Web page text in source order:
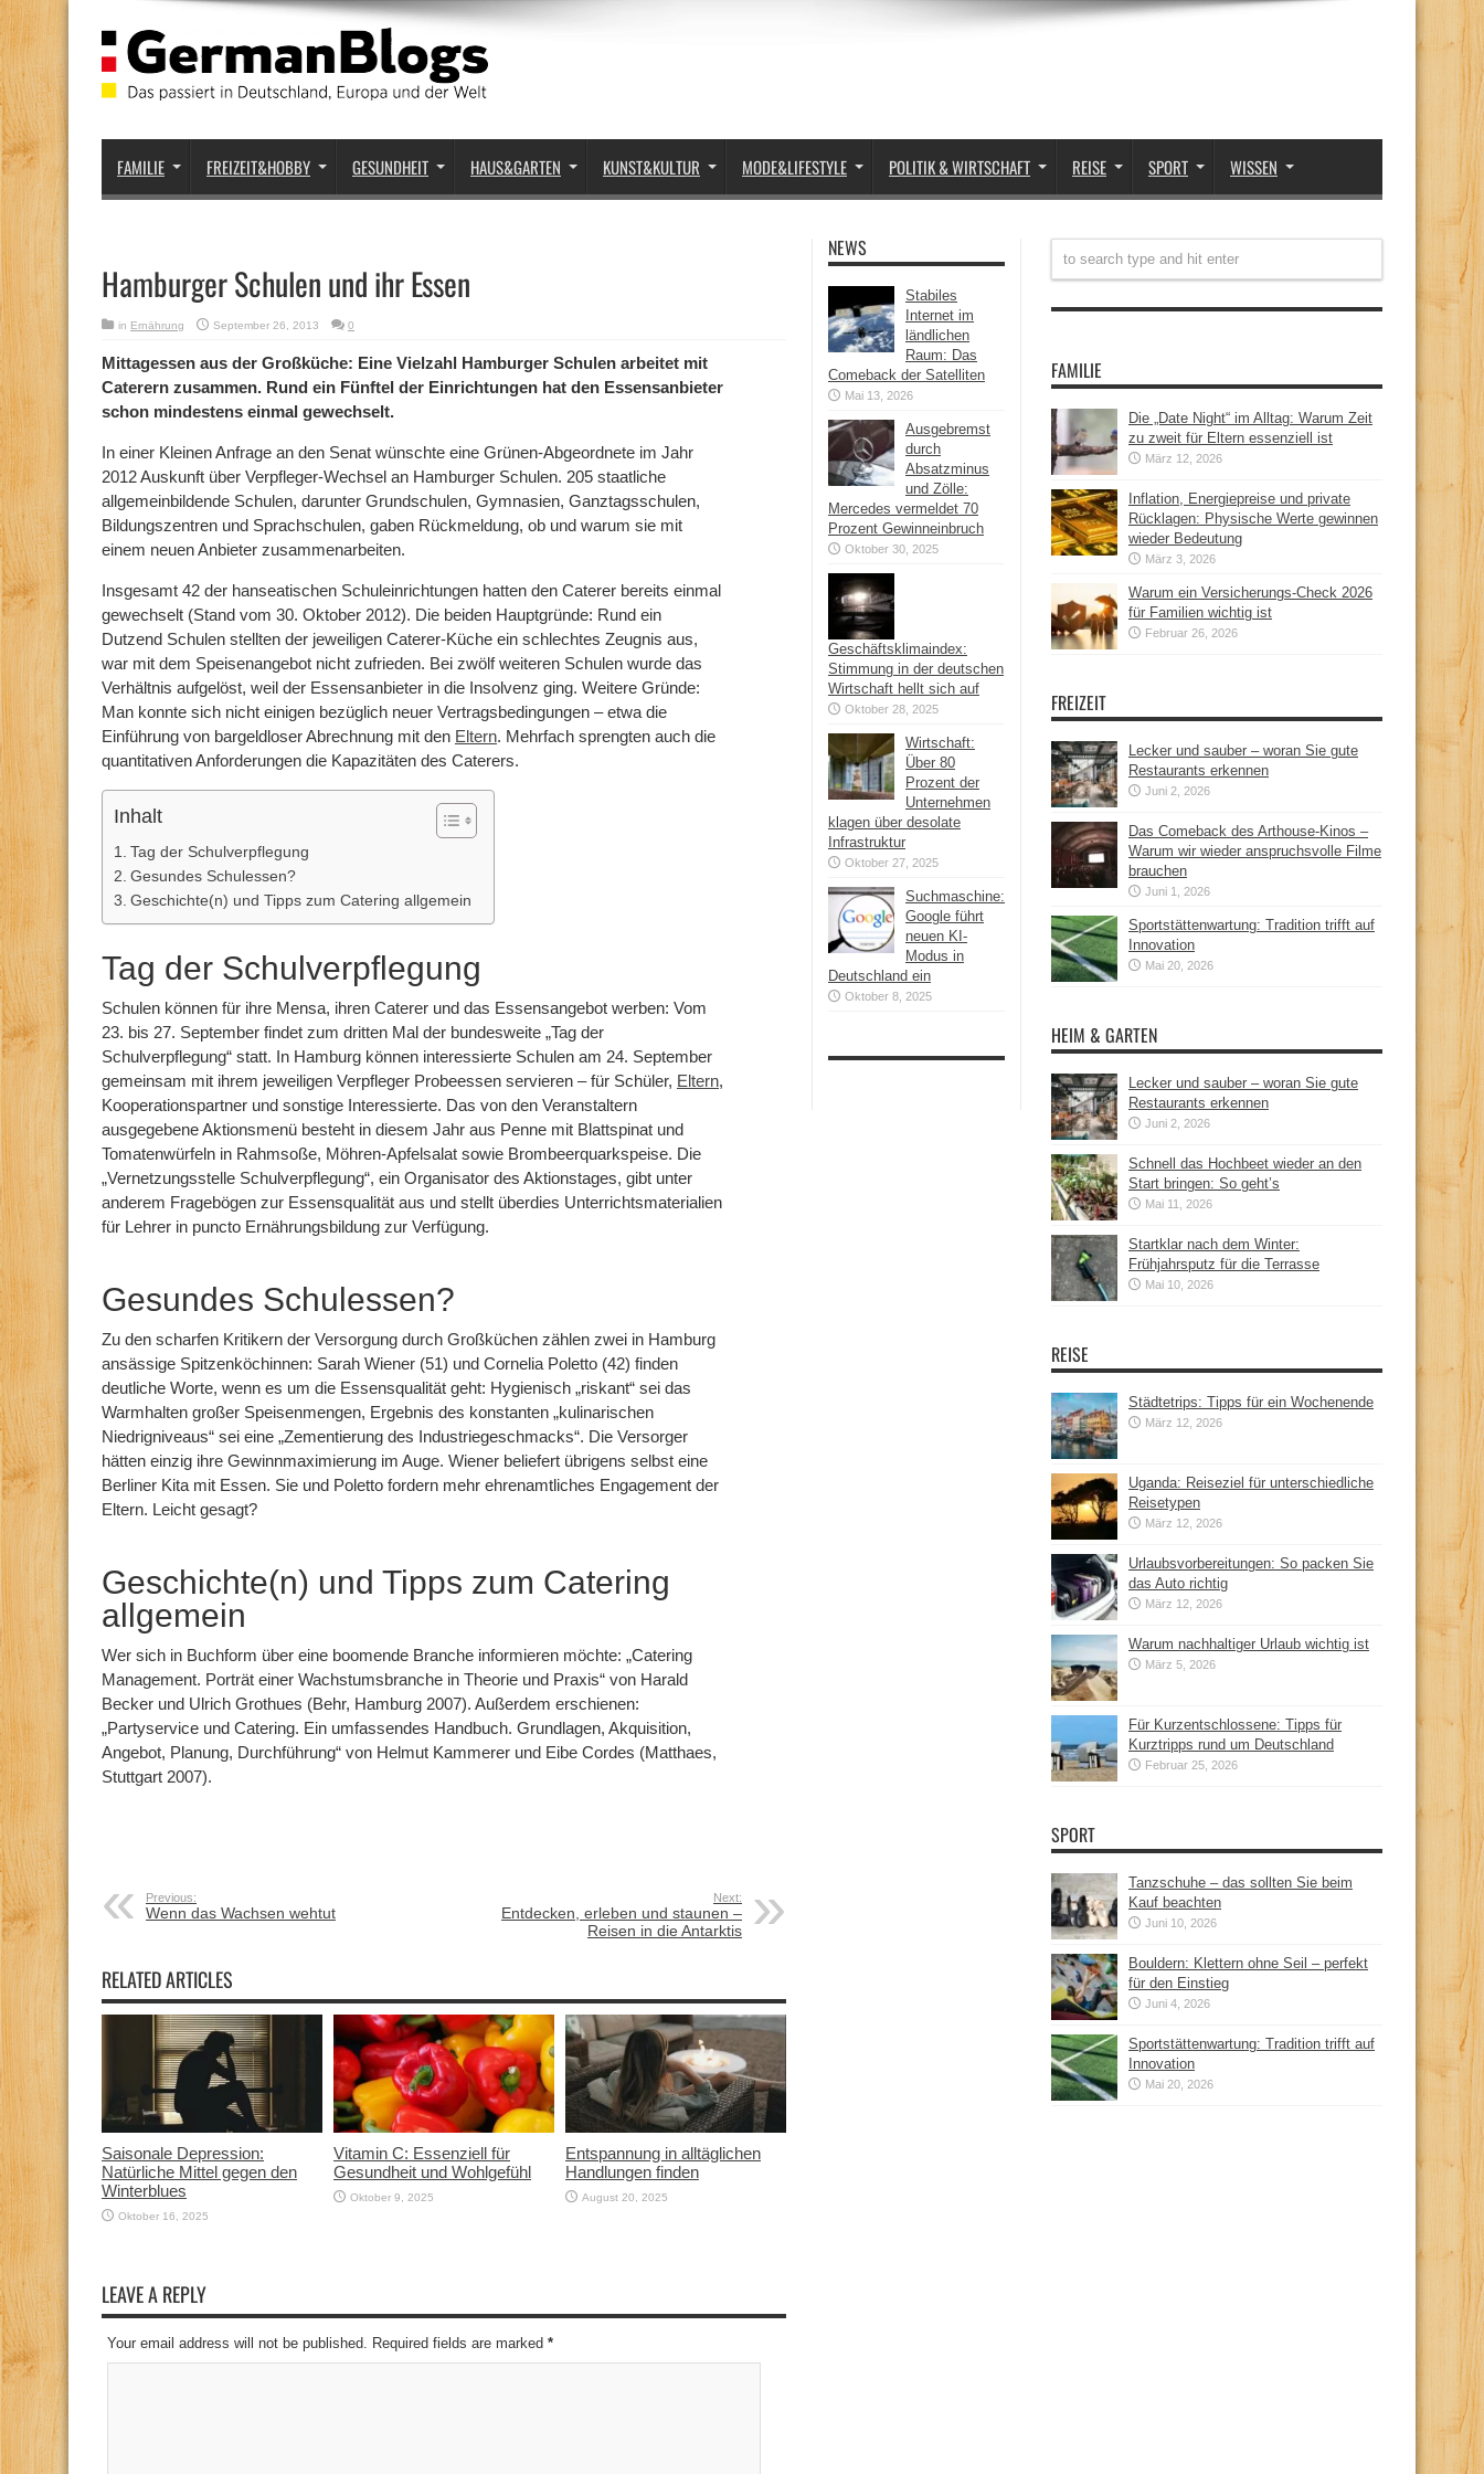
FAMILIE FREIZEIT&HOBBY GESUNDHEIT HAUS&GARTEN KUNST&KULTUR MODE&LIFESTYLE POLITIK & WIRTSCHAFT REISE SPORT WISSEN
Hamburger Schulen und ihr Essen
in Ernährung September 26, 2013 0
Mittagessen aus der Großküche: Eine Vielzahl Hamburger Schulen arbeitet mit
Caterern zusammen. Rund ein Fünftel der Einrichtungen hat den Essensanbieter
schon mindestens einmal gewechselt.
In einer Kleinen Anfrage an den Senat wünschte eine Grünen-Abgeordnete im Jahr
2012 Auskunft über Verpfleger-Wechsel an Hamburger Schulen. 205 staatliche
allgemeinbildende Schulen, darunter Grundschulen, Gymnasien, Ganztagsschulen,
Bildungszentren und Sprachschulen, gaben Rückmeldung, ob und warum sie mit
einem neuen Anbieter zusammenarbeiten.
Insgesamt 42 der hanseatischen Schuleinrichtungen hatten den Caterer bereits einmal
gewechselt (Stand vom 30. Oktober 2012). Die beiden Hauptgründe: Rund ein
Dutzend Schulen stellten der jeweiligen Caterer-Küche ein schlechtes Zeugnis aus,
war mit dem Speisenangebot nicht zufrieden. Bei zwölf weiteren Schulen wurde das
Verhältnis aufgelöst, weil der Essensanbieter in die Insolvenz ging. Weitere Gründe:
Man konnte sich nicht einigen bezüglich neuer Vertragsbedingungen – etwa die
Einführung von bargeldloser Abrechnung mit den Eltern. Mehrfach sprengten auch die
quantitativen Anforderungen die Kapazitäten des Caterers.
Inhalt
Tag der Schulverpflegung
Gesundes Schulessen?
Geschichte(n) und Tipps zum Catering allgemein
Tag der Schulverpflegung
Schulen können für ihre Mensa, ihren Caterer und das Essensangebot werben: Vom
23. bis 27. September findet zum dritten Mal der bundesweite „Tag der
Schulverpflegung“ statt. In Hamburg können interessierte Schulen am 24. September
gemeinsam mit ihrem jeweiligen Verpfleger Probeessen servieren – für Schüler, Eltern,
Kooperationspartner und sonstige Interessierte. Das von den Veranstaltern
ausgegebene Aktionsmenü besteht in diesem Jahr aus Penne mit Blattspinat und
Tomatenwürfeln in Rahmsoße, Möhren-Apfelsalat sowie Brombeerquarkspeise. Die
„Vernetzungsstelle Schulverpflegung“, ein Organisator des Aktionstages, gibt unter
anderem Fragebögen zur Essensqualität aus und stellt überdies Unterrichtsmaterialien
für Lehrer in puncto Ernährungsbildung zur Verfügung.
Gesundes Schulessen?
Zu den scharfen Kritikern der Versorgung durch Großküchen zählen zwei in Hamburg
ansässige Spitzenköchinnen: Sarah Wiener (51) und Cornelia Poletto (42) finden
deutliche Worte, wenn es um die Essensqualität geht: Hygienisch „riskant“ sei das
Warmhalten großer Speisenmengen, Ergebnis des konstanten „kulinarischen
Niedrigniveaus“ sei eine „Zementierung des Industriegeschmacks“. Die Versorger
hätten einzig ihre Gewinnmaximierung im Auge. Wiener beliefert übrigens selbst eine
Berliner Kita mit Essen. Sie und Poletto fordern mehr ehrenamtliches Engagement der
Eltern. Leicht gesagt?
Geschichte(n) und Tipps zum Catering
allgemein
Wer sich in Buchform über eine boomende Branche informieren möchte: „Catering
Management. Porträt einer Wachstumsbranche in Theorie und Praxis“ von Harald
Becker und Ulrich Grothues (Behr, Hamburg 2007). Außerdem erschienen:
„Partyservice und Catering. Ein umfassendes Handbuch. Grundlagen, Akquisition,
Angebot, Planung, Durchführung“ von Helmut Kammerer und Eibe Cordes (Matthaes,
Stuttgart 2007).
Previous:
Wenn das Wachsen wehtut
Next:
Entdecken, erleben und staunen –
Reisen in die Antarktis
RELATED ARTICLES
Saisonale Depression:
Natürliche Mittel gegen den
Winterblues
Oktober 16, 2025
Vitamin C: Essenziell für
Gesundheit und Wohlgefühl
Oktober 9, 2025
Entspannung in alltäglichen
Handlungen finden
August 20, 2025
LEAVE A REPLY
Your email address will not be published. Required fields are marked *
NEWS
Stabiles
Internet im
ländlichen
Raum: Das
Comeback der Satelliten
Mai 13, 2026
Ausgebremst
durch
Absatzminus
und Zölle:
Mercedes vermeldet 70
Prozent Gewinneinbruch
Oktober 30, 2025
Geschäftsklimaindex:
Stimmung in der deutschen
Wirtschaft hellt sich auf
Oktober 28, 2025
Wirtschaft:
Über 80
Prozent der
Unternehmen
klagen über desolate
Infrastruktur
Oktober 27, 2025
Suchmaschine:
Google führt
neuen KI-
Modus in
Deutschland ein
Oktober 8, 2025
FAMILIE
Die „Date Night“ im Alltag: Warum Zeit
zu zweit für Eltern essenziell ist
März 12, 2026
Inflation, Energiepreise und private
Rücklagen: Physische Werte gewinnen
wieder Bedeutung
März 3, 2026
Warum ein Versicherungs-Check 2026
für Familien wichtig ist
Februar 26, 2026
FREIZEIT
Lecker und sauber – woran Sie gute
Restaurants erkennen
Juni 2, 2026
Das Comeback des Arthouse-Kinos –
Warum wir wieder anspruchsvolle Filme
brauchen
Juni 1, 2026
Sportstättenwartung: Tradition trifft auf
Innovation
Mai 20, 2026
HEIM & GARTEN
Lecker und sauber – woran Sie gute
Restaurants erkennen
Juni 2, 2026
Schnell das Hochbeet wieder an den
Start bringen: So geht’s
Mai 11, 2026
Startklar nach dem Winter:
Frühjahrsputz für die Terrasse
Mai 10, 2026
REISE
Städtetrips: Tipps für ein Wochenende
März 12, 2026
Uganda: Reiseziel für unterschiedliche
Reisetypen
März 12, 2026
Urlaubsvorbereitungen: So packen Sie
das Auto richtig
März 12, 2026
Warum nachhaltiger Urlaub wichtig ist
März 5, 2026
Für Kurzentschlossene: Tipps für
Kurztripps rund um Deutschland
Februar 25, 2026
SPORT
Tanzschuhe – das sollten Sie beim
Kauf beachten
Juni 10, 2026
Bouldern: Klettern ohne Seil – perfekt
für den Einstieg
Juni 4, 2026
Sportstättenwartung: Tradition trifft auf
Innovation
Mai 20, 2026